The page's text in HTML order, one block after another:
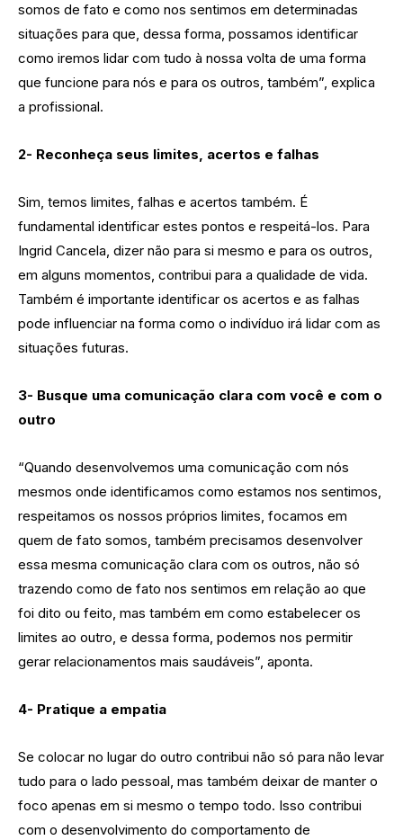
somos de fato e como nos sentimos em determinadas
situações para que, dessa forma, possamos identificar
como iremos lidar com tudo à nossa volta de uma forma
que funcione para nós e para os outros, também”, explica
a profissional.
2- Reconheça seus limites, acertos e falhas
Sim, temos limites, falhas e acertos também. É
fundamental identificar estes pontos e respeitá-los. Para
Ingrid Cancela, dizer não para si mesmo e para os outros,
em alguns momentos, contribui para a qualidade de vida.
Também é importante identificar os acertos e as falhas
pode influenciar na forma como o indivíduo irá lidar com as
situações futuras.
3- Busque uma comunicação clara com você e com o
outro
“Quando desenvolvemos uma comunicação com nós
mesmos onde identificamos como estamos nos sentimos,
respeitamos os nossos próprios limites, focamos em
quem de fato somos, também precisamos desenvolver
essa mesma comunicação clara com os outros, não só
trazendo como de fato nos sentimos em relação ao que
foi dito ou feito, mas também em como estabelecer os
limites ao outro, e dessa forma, podemos nos permitir
gerar relacionamentos mais saudáveis”, aponta.
4- Pratique a empatia
Se colocar no lugar do outro contribui não só para não levar
tudo para o lado pessoal, mas também deixar de manter o
foco apenas em si mesmo o tempo todo. Isso contribui
com o desenvolvimento do comportamento de